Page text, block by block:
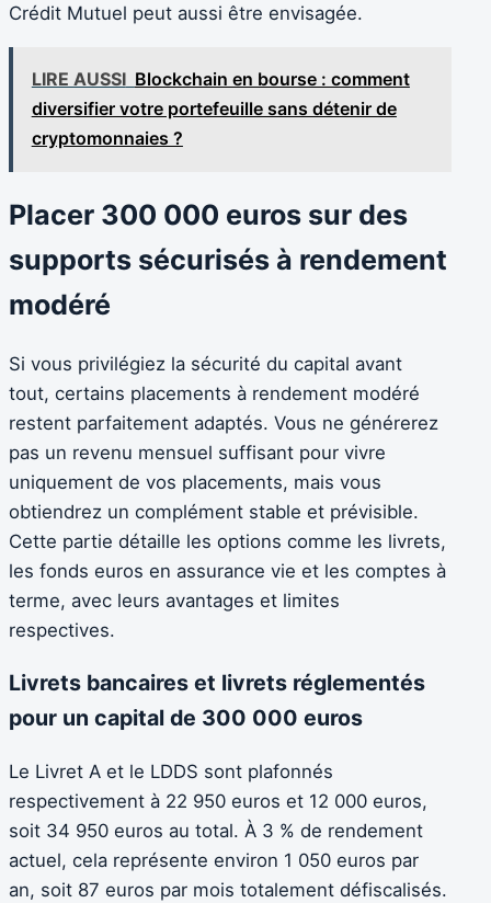
Crédit Mutuel peut aussi être envisagée.
LIRE AUSSI Blockchain en bourse : comment
diversifier votre portefeuille sans détenir de
cryptomonnaies ?
Placer 300 000 euros sur des
supports sécurisés à rendement
modéré
Si vous privilégiez la sécurité du capital avant
tout, certains placements à rendement modéré
restent parfaitement adaptés. Vous ne générerez
pas un revenu mensuel suffisant pour vivre
uniquement de vos placements, mais vous
obtiendrez un complément stable et prévisible.
Cette partie détaille les options comme les livrets,
les fonds euros en assurance vie et les comptes à
terme, avec leurs avantages et limites
respectives.
Livrets bancaires et livrets réglementés
pour un capital de 300 000 euros
Le Livret A et le LDDS sont plafonnés
respectivement à 22 950 euros et 12 000 euros,
soit 34 950 euros au total. À 3 % de rendement
actuel, cela représente environ 1 050 euros par
an, soit 87 euros par mois totalement défiscalisés.